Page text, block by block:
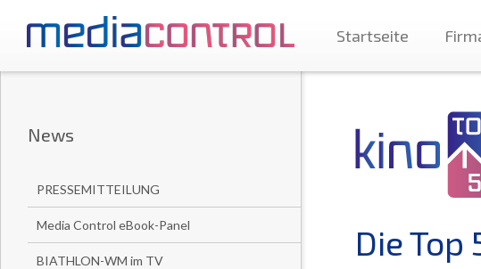
Startseite
News
PRESSEMITTEILUNG
Media Control eBook-Panel
BIATHLON-WM im TV Die